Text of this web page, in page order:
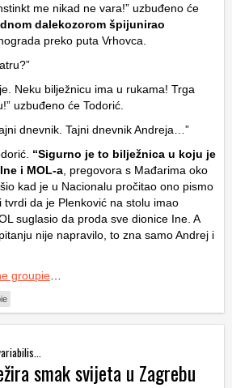
me nikad ne vara!” uzbuđeno će
dalekozorom špijunirao
preko puta Vrhovca.
Neku bilježnicu ima u rukama! Trga
uzbuđeno će Todorić.
dnevnik. Tajni dnevnik Andreja…”
“Sigurno je to bilježnica u koju je
i MOL-a , pregovora s Mađarima oko
kad je u Nacionalu pročitao ono pismo
tvrdi da je Plenković na stolu imao
suglasio da proda sve dionice Ine. A
nije napravilo, to zna samo Andrej i
groupie
smak svijeta u Zagrebu